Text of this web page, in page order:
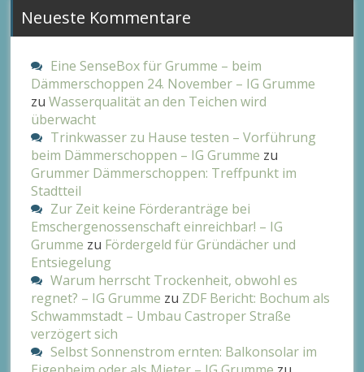
Neueste Kommentare
Eine SenseBox für Grumme – beim
Dämmerschoppen 24. November – IG Grumme
zuWasserqualität an den Teichen wird
überwacht
Trinkwasser zu Hause testen – Vorführung
beim Dämmerschoppen – IG Grumme zu
Grummer Dämmerschoppen: Treffpunkt im
Stadtteil
Zur Zeit keine Förderanträge bei
Emschergenossenschaft einreichbar! – IG
Grumme zu Fördergeld für Gründächer und
Entsiegelung
Warum herrscht Trockenheit, obwohl es
regnet? – IG Grumme zu ZDF Bericht: Bochum als
Schwammstadt – Umbau Castroper Straße
verzögert sich
Selbst Sonnenstrom ernten: Balkonsolar im